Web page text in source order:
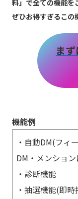
料」で全ての機能を
ぜひお得すぎるこの
ま
機能例
・自動DM(フィ
DM・メンショ
・診断機能
・抽選機能(即